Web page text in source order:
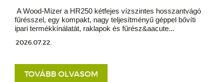
A Wood-Mizer a HR250 kétfejes vízszintes hosszantvágó
fűrésszel, egy kompakt, nagy teljesítményű géppel bővíti
ipari termékkínálatát, raklapok és fűrész&aacute...
2026.07.22.
TOVÁBB OLVASOM